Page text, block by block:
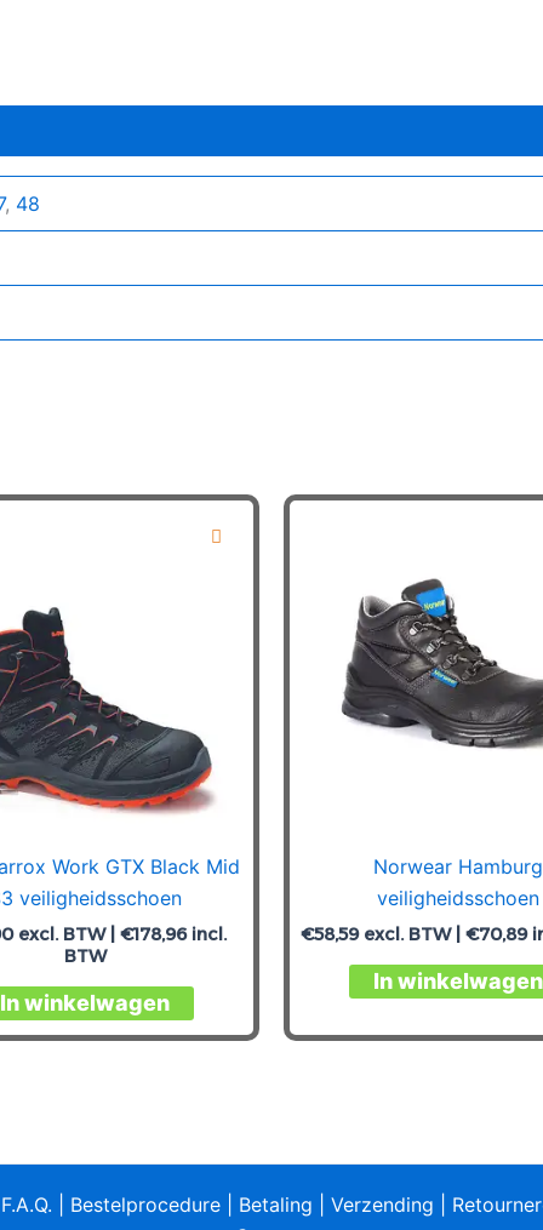
, 48
Work GTX Black Mid
veiligheidsschoen
excl. BTW | €178,96incl.
BTW
In winkelwagen
Dit
product
kan
Norwear Hamburg
veiligheidsschoen
€58,59excl. BTW |€70,89
In winkelwagen
F.A.Q. Bestelprocedure Betaling Verzending